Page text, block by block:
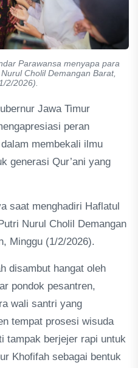
Parawansa menyapa para
Cholil Demangan Barat,
2/2026).
Jawa Timur
peran
membekali ilmu
generasi Qur’ani yang
saat menghadiri Haflatul
Nurul Cholil Demangan
Minggu (1/2/2026).
disambut hangat oleh
pondok pesantren,
wali santri yang
tempat prosesi wisuda
tampak berjejer rapi untuk
Khofifah sebagai bentuk